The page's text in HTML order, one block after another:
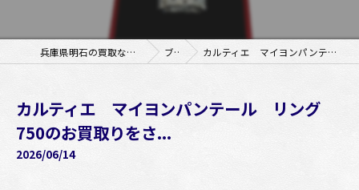
兵庫県明石の買取なら買取大吉明石パピオス店 ブログ カルティエ マイヨンパンテール リング 750のお買取りをさ...
カルティエ マイヨンパンテール リング
750のお買取りをさ...
2026/06/14